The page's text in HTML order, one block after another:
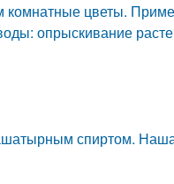
цветы.
опрыскивание
спиртом.